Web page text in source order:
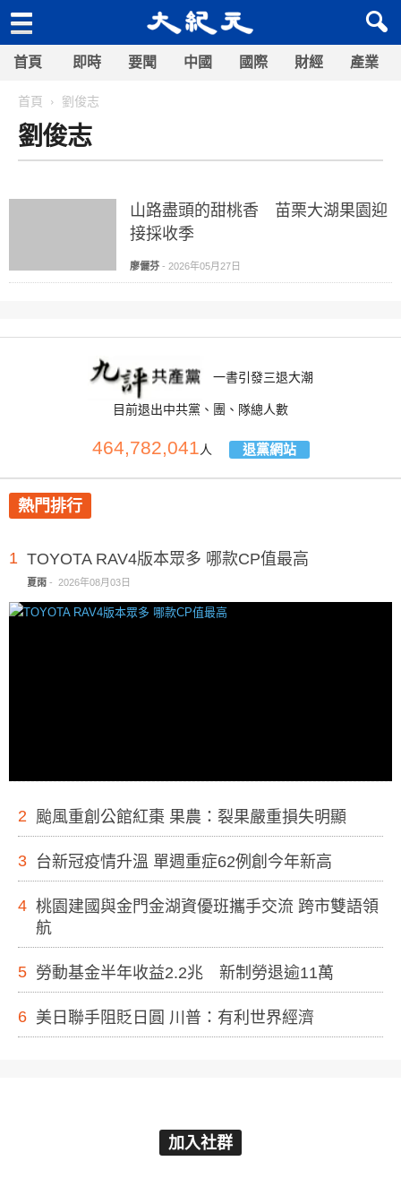
首頁 即時 要聞 中國 國際 財經 產業
首頁 劉俊志
劉俊志
山路盡頭的甜桃香 苗栗大湖果園迎
接採收季
廖儷芬 - 2026年05月27日
一書引發三退大潮
目前退出中共黨、團、隊總人數
464,782,041人 退黨網站
熱門排行
1 TOYOTA RAV4版本眾多 哪款CP值最高
夏雨 - 2026年08月03日
2 颱風重創公館紅棗 果農：裂果嚴重損失明顯
3 台新冠疫情升溫 單週重症62例創今年新高
4 桃園建國與金門金湖資優班攜手交流 跨市雙語領
航
5 勞動基金半年收益2.2兆 新制勞退逾11萬
6 美日聯手阻貶日圓 川普：有利世界經濟
加入社群